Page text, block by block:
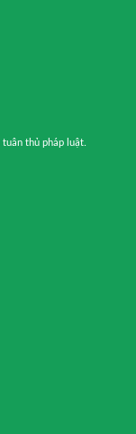
tuân thủ pháp luật.